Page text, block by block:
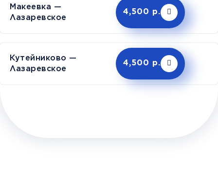
Макеевка —
Лазаревское
4,500 р.
Кутейниково —
Лазаревское
4,500 р.